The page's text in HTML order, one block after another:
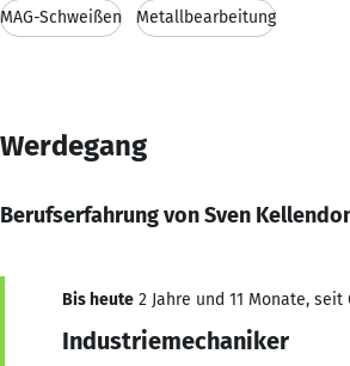
MAG-Schweißen Metallbearbeitung
Werdegang
Berufserfahrung von Sven
Bis heute 2 Jahre und 11 Monate, seit
Industriemechaniker